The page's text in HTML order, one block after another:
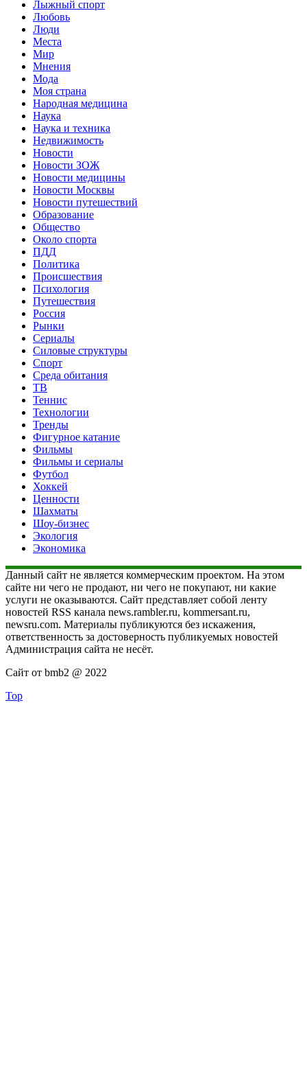
Лыжный спорт
Любовь
Люди
Места
Мир
Мнения
Мода
Моя страна
Народная медицина
Наука
Наука и техника
Недвижимость
Новости
Новости ЗОЖ
Новости медицины
Новости Москвы
Новости путешествий
Образование
Общество
Около спорта
ПДД
Политика
Происшествия
Психология
Путешествия
Россия
Рынки
Сериалы
Силовые структуры
Спорт
Среда обитания
ТВ
Теннис
Технологии
Тренды
Фигурное катание
Фильмы
Фильмы и сериалы
Футбол
Хоккей
Ценности
Шахматы
Шоу-бизнес
Экология
Экономика
Данный сайт не является коммерческим проектом. На этом
сайте ни чего не продают, ни чего не покупают, ни какие
услуги не оказываются. Сайт представляет собой ленту
новостей RSS канала news.rambler.ru, kommersant.ru,
newsru.com. Материалы публикуются без искажения,
ответственность за достоверность публикуемых новостей
Администрация сайта не несёт.
Сайт от bmb2 @ 2022
Top